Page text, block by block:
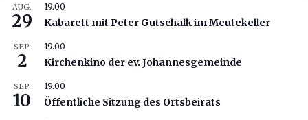
AUG.
29
19.00
Kabarett mit Peter Gutschalk im Meutekeller
SEP.
2
19.00
Kirchenkino der ev. Johannesgemeinde
SEP.
10
19.00
Öffentliche Sitzung des Ortsbeirats